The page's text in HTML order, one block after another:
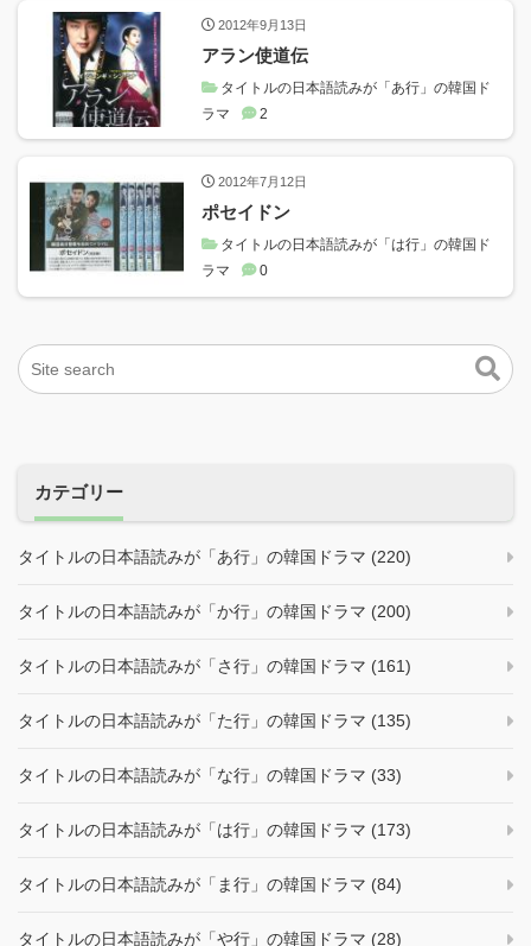
2012年9月13日
アラン使道伝
タイトルの日本語読みが「あ行」の韓国ド
ラマ
2
2012年7月12日
ポセイドン
タイトルの日本語読みが「は行」の韓国ド
ラマ
0
カテゴリー
タイトルの日本語読みが「あ行」の韓国ドラマ (220)
タイトルの日本語読みが「か行」の韓国ドラマ (200)
タイトルの日本語読みが「さ行」の韓国ドラマ (161)
タイトルの日本語読みが「た行」の韓国ドラマ (135)
タイトルの日本語読みが「な行」の韓国ドラマ (33)
タイトルの日本語読みが「は行」の韓国ドラマ (173)
タイトルの日本語読みが「ま行」の韓国ドラマ (84)
タイトルの日本語読みが「や行」の韓国ドラマ (28)